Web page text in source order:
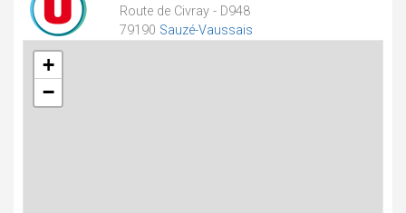
Route de Civray - D948
79190 Sauzé-Vaussais
+
−